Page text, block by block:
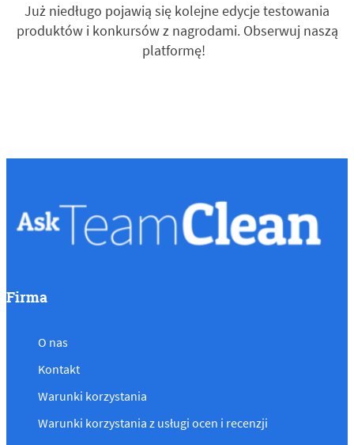
Już niedługo pojawią się kolejne edycje testowania
produktów i konkursów z nagrodami. Obserwuj naszą
platformę!
Firma
O nas
Kontakt
Warunki korzystania
Warunki korzystania z usługi ocen i recenzji